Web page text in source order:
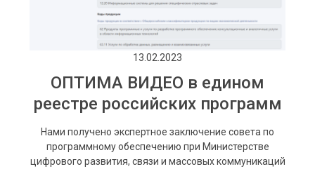
13.02.2023
ОПТИМА ВИДЕО в едином
реестре российских программ
Нами получено экспертное заключение совета по
программному обеспечению при Министерстве
цифрового развития, связи и массовых коммуникаций